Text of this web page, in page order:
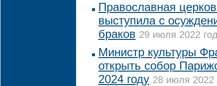
Православная
выступила с
браков 29 июля 2022
Министр культуры
открыть собор
2024 году 28 июля 2022